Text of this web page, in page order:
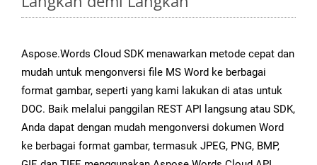
Aspose.Words Cloud SDK menawarkan metode cepat dan
mudah untuk mengonversi file MS Word ke berbagai
format gambar, seperti yang kami lakukan di atas untuk
DOC. Baik melalui panggilan REST API langsung atau SDK,
Anda dapat dengan mudah mengonversi dokumen Word
ke berbagai format gambar, termasuk JPEG, PNG, BMP,